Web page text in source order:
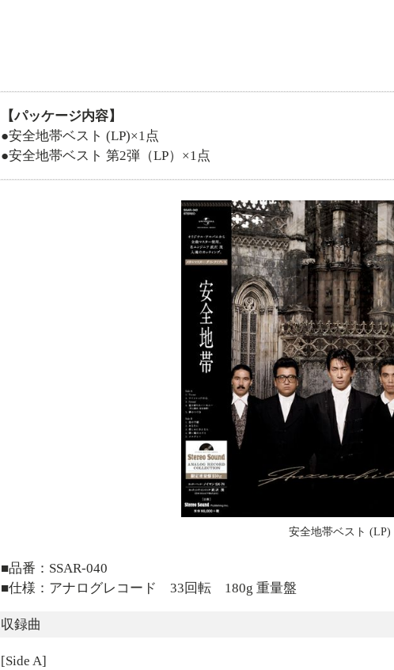
【パッケージ内容】
●安全地帯ベスト (LP)×1点
●安全地帯ベスト 第2弾（LP）×1点
安全地帯ベスト (LP)
■品番：SSAR-040
■仕様：アナログレコード 33回転 180g 重量盤
収録曲
[Side A]